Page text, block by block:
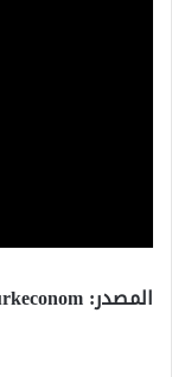
المصدر: turkeconom